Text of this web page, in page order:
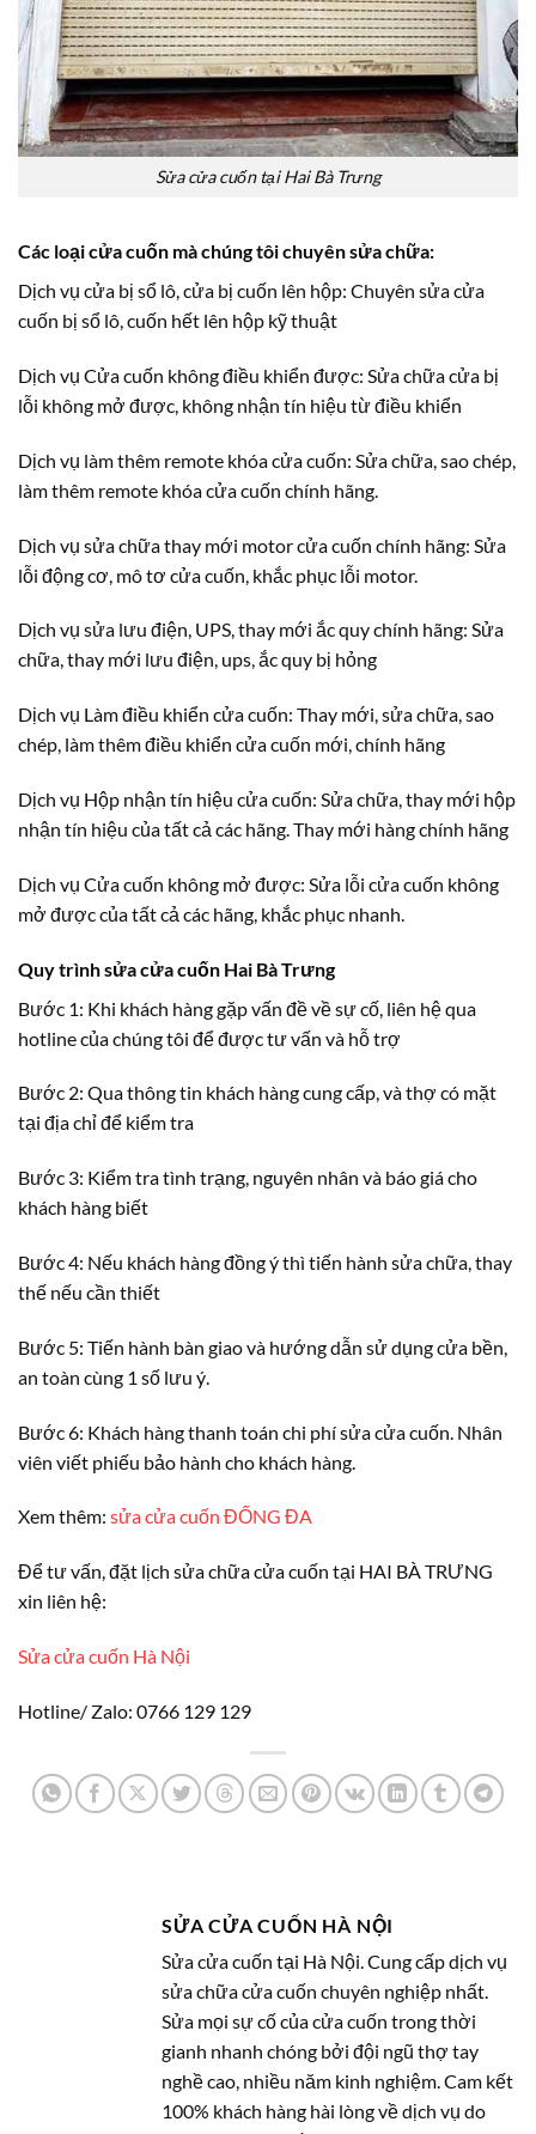
Sửa cửa cuốn tại Hai Bà Trưng
Các loại cửa cuốn mà chúng tôi chuyên sửa chữa:
Dịch vụ cửa bị sổ lô, cửa bị cuốn lên hộp: Chuyên sửa cửa
cuốn bị sổ lô, cuốn hết lên hộp kỹ thuật
Dịch vụ Cửa cuốn không điều khiển được: Sửa chữa cửa bị
lỗi không mở được, không nhận tín hiệu từ điều khiển
Dịch vụ làm thêm remote khóa cửa cuốn: Sửa chữa, sao chép,
làm thêm remote khóa cửa cuốn chính hãng.
Dịch vụ sửa chữa thay mới motor cửa cuốn chính hãng: Sửa
lỗi động cơ, mô tơ cửa cuốn, khắc phục lỗi motor.
Dịch vụ sửa lưu điện, UPS, thay mới ắc quy chính hãng: Sửa
chữa, thay mới lưu điện, ups, ắc quy bị hỏng
Dịch vụ Làm điều khiển cửa cuốn: Thay mới, sửa chữa, sao
chép, làm thêm điều khiển cửa cuốn mới, chính hãng
Dịch vụ Hộp nhận tín hiệu cửa cuốn: Sửa chữa, thay mới hộp
nhận tín hiệu của tất cả các hãng. Thay mới hàng chính hãng
Dịch vụ Cửa cuốn không mở được: Sửa lỗi cửa cuốn không
mở được của tất cả các hãng, khắc phục nhanh.
Quy trình sửa cửa cuốn Hai Bà Trưng
Bước 1: Khi khách hàng gặp vấn đề về sự cố, liên hệ qua
hotline của chúng tôi để được tư vấn và hỗ trợ
Bước 2: Qua thông tin khách hàng cung cấp, và thợ có mặt
tại địa chỉ để kiểm tra
Bước 3: Kiểm tra tình trạng, nguyên nhân và báo giá cho
khách hàng biết
Bước 4: Nếu khách hàng đồng ý thì tiến hành sửa chữa, thay
thế nếu cần thiết
Bước 5: Tiến hành bàn giao và hướng dẫn sử dụng cửa bền,
an toàn cùng 1 số lưu ý.
Bước 6: Khách hàng thanh toán chi phí sửa cửa cuốn. Nhân
viên viết phiếu bảo hành cho khách hàng.
Xem thêm: sửa cửa cuốn ĐỐNG ĐA
Để tư vấn, đặt lịch sửa chữa cửa cuốn tại HAI BÀ TRƯNG
xin liên hệ:
Sửa cửa cuốn Hà Nội
Hotline/ Zalo: 0766 129 129
SỬA CỬA CUỐN HÀ NỘI
Sửa cửa cuốn tại Hà Nội. Cung cấp dịch vụ
sửa chữa cửa cuốn chuyên nghiệp nhất.
Sửa mọi sự cố của cửa cuốn trong thời
gianh nhanh chóng bởi đội ngũ thợ tay
nghề cao, nhiều năm kinh nghiệm. Cam kết
100% khách hàng hài lòng về dịch vụ do